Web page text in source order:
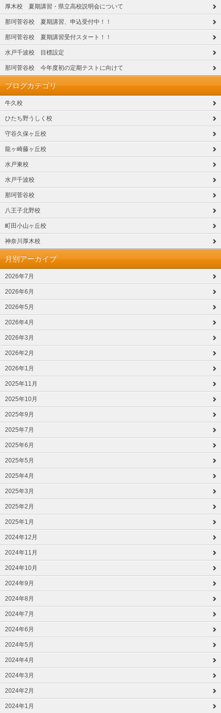
厚木校 夏期講習・県立高校説明会について
那珂菅谷校 夏期講習、申込受付中！！
那珂菅谷校 夏期講習受付スタート！！
水戸千波校 目標設定
那珂菅谷校 今年度初の定期テストに向けて
ブログカテゴリ
牛久校
ひたち野うしく校
守谷久保ヶ丘校
龍ヶ崎藤ヶ丘校
水戸東校
水戸千波校
那珂菅谷校
八王子北野校
町田小山ヶ丘校
神奈川厚木校
月別アーカイブ
2026年7月
2026年6月
2026年5月
2026年4月
2026年3月
2026年2月
2026年1月
2025年11月
2025年10月
2025年9月
2025年7月
2025年6月
2025年5月
2025年4月
2025年3月
2025年2月
2025年1月
2024年12月
2024年11月
2024年10月
2024年9月
2024年8月
2024年7月
2024年6月
2024年5月
2024年4月
2024年3月
2024年2月
2024年1月